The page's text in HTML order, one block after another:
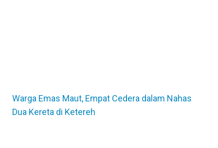
Warga Emas Maut, Empat Cedera dalam Nahas
Dua Kereta di Ketereh